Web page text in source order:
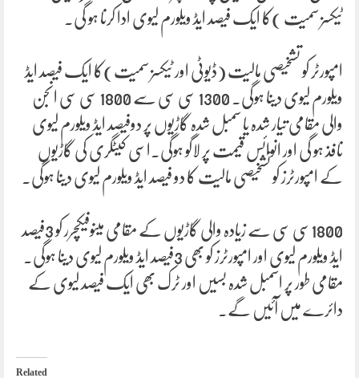
ٹیکسز سمیت )کا ایک فیصد ایڈ ویلورم لیوی ادا کرنا ہو گی۔
امپورٹر کو تشخیصی مالیت (ڈیوٹی اور ٹیکسز سمیت)کا ایک فیصد ایڈ
ویلورم لیوی دینا ہوگی۔ 1300 سی سی سے 1800 سی سی انجن
والی مقامی تیار شدہ یا سمبل شدہ گاڑیوں پر دوفیصد ایڈ ویلورم لیوی
نافذ ہو گی اور انوائس قیمت پر لاگو ہوگی۔اسی کیٹگری کی گاڑیوں
کے امپورٹرز کو تشخیصی مالیت کا دو فیصد ایڈ ویلورم لیوی دینا ہوگی۔
1800سی سی سے زیادہ والی گاڑیوں کے مقامی مینوفیکچرر کو 3فیصد
ایڈ ویلورم لیوی اور امپورٹرز کو بھی 3فیصد ایڈ ویلورم لیوی دینا ہوگی۔
مقامی طور پر اسمبل شدہ بسیں اور ٹرک بھی ایک فیصد لیوی کے
دائرے میں آئیں گے۔
Related